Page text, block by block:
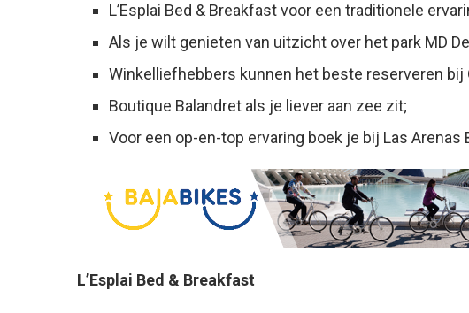
L’Esplai Bed & Breakfast voor een traditionele
Als je wilt genieten van uitzicht over het park MD
Winkelliefhebbers kunnen het beste reserveren bij
Boutique Balandret als je liever aan zee zit;
Voor een op-en-top ervaring boek je bij Las Arenas
L’Esplai Bed & Breakfast